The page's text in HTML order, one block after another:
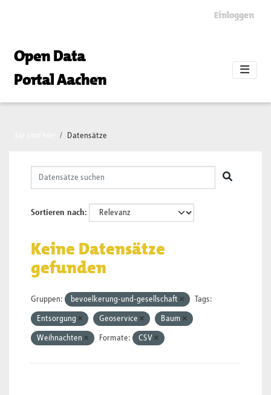
Einloggen
Open Data
Portal Aachen
Datensätze
Sortieren nach
Keine Datensätze
gefunden
Gruppen: bevoelkerung-und-gesellschaft Tags:
Entsorgung Geoservice Baum
Weihnachten Formate: CSV